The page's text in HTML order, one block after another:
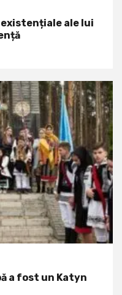
ale lui
a fost un Katyn